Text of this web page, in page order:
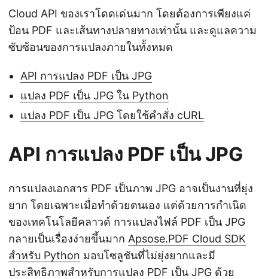
Cloud API ของเราโดดเด่นมาก โดยต้องการเพียงแค่
ป้อน PDF และเส้นทางปลายทางเท่านั้น และดูแลความ
ซับซ้อนของการแปลงภายในทั้งหมด
API การแปลง PDF เป็น JPG
แปลง PDF เป็น JPG ใน Python
แปลง PDF เป็น JPG โดยใช้คำสั่ง cURL
API การแปลง PDF เป็น JPG
การแปลงเอกสาร PDF เป็นภาพ JPG อาจเป็นงานที่ยุ่ง
ยาก โดยเฉพาะเมื่อทำด้วยตนเอง แต่ด้วยการกำเนิด
ของเทคโนโลยีคลาวด์ การแปลงไฟล์ PDF เป็น JPG
กลายเป็นเรื่องง่ายขึ้นมาก Apsose.PDF Cloud SDK
สำหรับ Python มอบโซลูชันที่ไม่ยุ่งยากและมี
ประสิทธิภาพสำหรับการแปลง PDF เป็น JPG ด้วย